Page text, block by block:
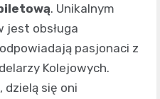
. Unikalnym
jest obsługa
pasjonaci z
Kolejowych.
dzielą się oni